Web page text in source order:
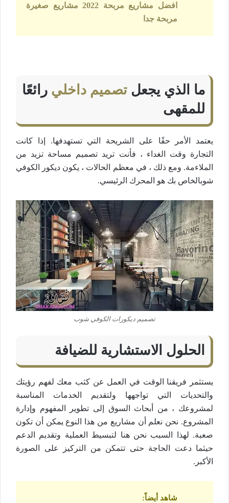
افضل مشاريع مربحة 2022 مشاريع صغيرة
مربحة جدا
ما الذي يجعل تصميم داخلي رائعًا
للمقهى
يعتمد الأمر حقًا على الشريحة التي تستهدفها. إذا كانت
التجارة وقت الغداء ، فأنت تريد تصميم مساحة تزيد من
الملاءمة. ومع ذلك ، في معظم الحالات ، يكون ديكور الكوفي
شوبالخاص بك هو المحرك الرئيسي.
تصميم ديكورات الكوفي شوب
الحلول الاستشارية للضيافة
يستثمر فريقنا الوقت في العمل عن كثب معك لفهم رؤيتك
والتحديات التي تواجهها ولتقديم الخدمات المناسبة
لمشروعك ، من أبحاث السوق إلى تطوير المفهوم وإدارة
المشروع. نحن نعلم أن مشاريع من هذا النوع يمكن أن تكون
صعبة. لهذا السبب نحن هنا لتبسيط العملية وتقديم الدعم
حيثما دعت الحاجة حتى تتمكن من التركيز على الصورة
الأكبر.
شاهد أيضاً: